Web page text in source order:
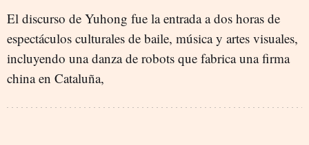
El discurso de Yuhong fue la entrada a dos horas de
espectáculos culturales de baile, música y artes visuales,
incluyendo una danza de robots que fabrica una firma
china en Cataluña,